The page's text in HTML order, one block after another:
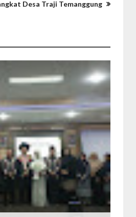
Desa Traji Temanggung